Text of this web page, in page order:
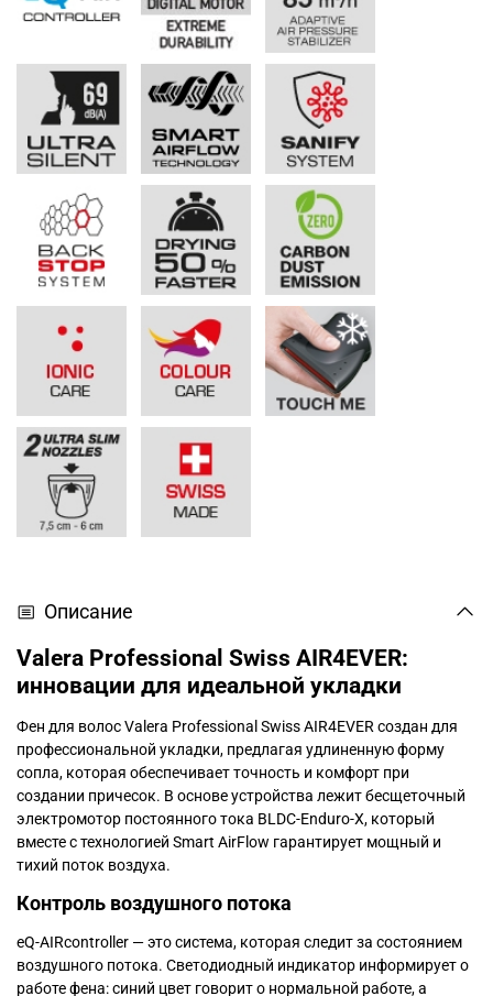
Описание
Valera Professional Swiss AIR4EVER:
инновации для идеальной укладки
Фен для волос Valera Professional Swiss AIR4EVER создан для
профессиональной укладки, предлагая удлиненную форму
сопла, которая обеспечивает точность и комфорт при
создании причесок. В основе устройства лежит бесщеточный
электромотор постоянного тока BLDC-Enduro-X, который
вместе с технологией Smart AirFlow гарантирует мощный и
тихий поток воздуха.
Контроль воздушного потока
eQ-AIRcontroller — это система, которая следит за состоянием
воздушного потока. Светодиодный индикатор информирует о
работе фена: синий цвет говорит о нормальной работе, а